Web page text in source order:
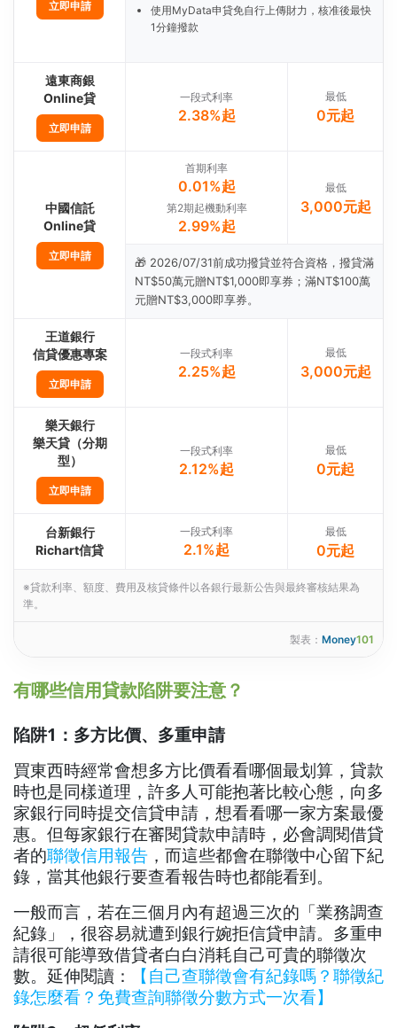
立即申請
使用MyData申貸免自行上傳財力，核准後最快
1分鐘撥款
遠東商銀
Online貸
立即申請
一段式利率
2.38%起
最低
0元起
中國信託
Online貸
立即申請
首期利率
0.01%起
第2期起機動利率
2.99%起
最低
3,000元起
🎁 2026/07/31前成功撥貸並符合資格，撥貸滿
NT$50萬元贈NT$1,000即享券；滿NT$100萬
元贈NT$3,000即享券。
王道銀行
信貸優惠專案
立即申請
一段式利率
2.25%起
最低
3,000元起
樂天銀行
樂天貸（分期
型）
立即申請
一段式利率
2.12%起
最低
0元起
台新銀行
Richart信貸
一段式利率
2.1%起
最低
0元起
※貸款利率、額度、費用及核貸條件以各銀行最新公告與最終審核結果為
準。
製表： Money101
有哪些信用貸款陷阱要注意？
陷阱1：多方比價、多重申請
買東西時經常會想多方比價看看哪個最划算，貸款
時也是同樣道理，許多人可能抱著比較心態，向多
家銀行同時提交信貸申請，想看看哪一家方案最優
惠。但每家銀行在審閱貸款申請時，必會調閱借貸
者的聯徵信用報告 ，而這些都會在聯徵中心留下紀
錄，當其他銀行要查看報告時也都能看到。
一般而言，若在三個月內有超過三次的「業務調查
紀錄」，很容易就遭到銀行婉拒信貸申請。多重申
請很可能導致借貸者白白消耗自己可貴的聯徵次
數。延伸閱讀：
【自己查聯徵會有紀錄嗎？聯徵紀
錄怎麼看？免費查詢聯徵分數方式一次看】